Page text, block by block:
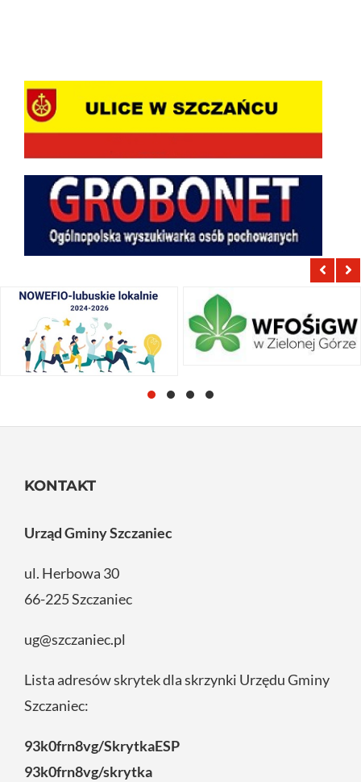
KONTAKT
Urząd Gminy Szczaniec
ul. Herbowa 30
66-225 Szczaniec
ug@szczaniec.pl
Lista adresów skrytek dla skrzynki Urzędu Gminy
Szczaniec:
93k0frn8vg/SkrytkaESP
93k0frn8vg/skrytka